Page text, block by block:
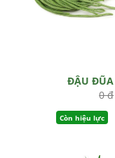
ĐẬU ĐŨA
0 đ
Còn hiệu lực